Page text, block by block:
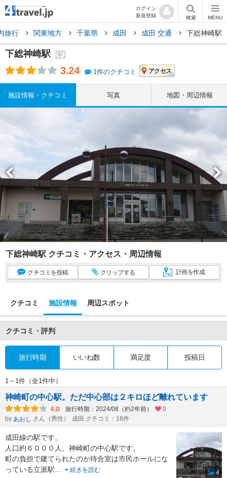
ログイン
新規登録
検索 MENU
旅行 関東地方 千葉県 成田 成田 交通 下総神崎駅
下総神崎駅 駅
3.24 1件のクチコミ アクセス
施設情報・クチコミ 写真 地図・周辺情報
下総神崎駅 クチコミ・アクセス・周辺情報
クチコミ を投稿 クリップする 計画を作成
クチコミ 施設情報 周辺スポット
クチコミ・評判
旅行時期 いいね数 満足度 投稿日
1～1件（全1件中）
神崎町の中心駅。ただ中心部は２キロほど離れています
4.0 旅行時期：2024/08（約2年前）
0
by あおし さん（男性） 成田 クチコミ：18件
成田線の駅です。
人口約６０００人、神崎町の中心駅です。
町の負担で建てられたのか待合室は市民ホールにな
っている立派駅...
続きを読む
4